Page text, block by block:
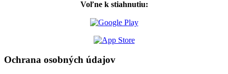
Voľne k stiahnutiu:
Ochrana osobných údajov